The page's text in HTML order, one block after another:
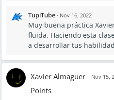
TupiTube · Nov 16, 2022
Muy buena práctica
fluida. Haciendo esta
a desarrollar tus
Xavier Almaguer Nov 15,
Points